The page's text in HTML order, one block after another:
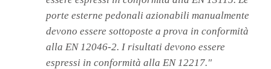
porte esterne pedonali azionabili manualmente
devono essere sottoposte a prova in conformità
alla EN 12046-2. I risultati devono essere
espressi in conformità alla EN 12217."